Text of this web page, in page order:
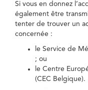
Si vous en donnez
également être
tenter de trouver un
concernée :
le Service de
; ou
le Centre
(CEC Belgique).